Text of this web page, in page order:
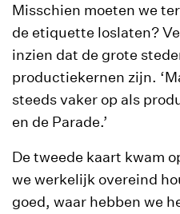
Misschien moeten we
de etiquette loslaten?
inzien dat de grote
productiekernen zijn.
steeds vaker op als
en de Parade.’
De tweede kaart kwam
we werkelijk overeind
goed, waar hebben we